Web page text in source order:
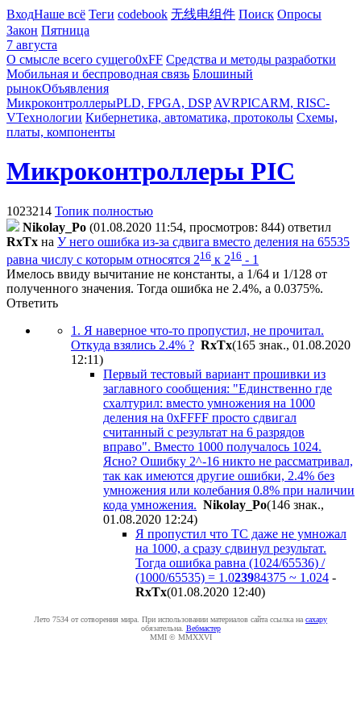
ВходНаше всё Теги codebook 无线电组件 Поиск Опросы
Закон Пятница
7 августа
О смысле всего сущего0xFF Средства и методы разработки
Мобильная и беспроводная связь Блошиный
рынокОбъявления
МикроконтроллерыPLD, FPGA, DSP AVRPICARM, RISC-
VТехнологии Кибернетика, автоматика, протоколы Схемы,
платы, компоненты
Микроконтроллеры PIC
1023214 Топик полностью
Nikolay_Po (01.08.2020 11:54, просмотров: 844) ответил
RxTx на У него ошибка из-за сдвига вместо деления на 65535
равна числу с которым относятся 216 к 216 - 1
Имелось ввиду вычитание не константы, а 1/64 и 1/128 от
полученного значения. Тогда ошибка не 2.4%, а 0.0375%.
Ответить
1. Я наверное что-то пропустил, не прочитал.
Откуда взялись 2.4% ? RxTx(165 знак., 01.08.2020
12:11)
Первый тестовый вариант прошивки из
заглавного сообщения: "Единственно где
схалтурил: вместо умножения на 1000
деления на 0xFFFF просто сдвигал
считанный с результат на 6 разрядов
вправо". Вместо 1000 получалось 1024.
Ясно? Ошибку 2^-16 никто не рассматривал,
так как имеются другие ошибки, 2.4% без
умножения или колебания 0.8% при наличии
кода умножения. Nikolay_Po(146 знак.,
01.08.2020 12:24)
Я пропустил что ТС даже не умножал
на 1000, а сразу сдвинул результат.
Тогда ошибка равна (1024/65536) /
(1000/65535) = 1.023984375 ~ 1.024 -
RxTx(01.08.2020 12:40)
Лето 7534 от сотворения мира. При использовании материалов сайта ссылка на caxapу
обязательна. Вебмастер
MMI © MMXXVI